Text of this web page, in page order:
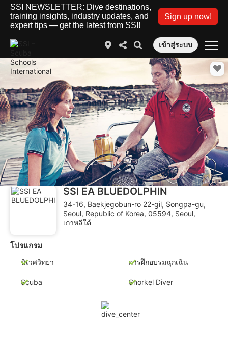
SSI NEWSLETTER: Dive destinations,
training insights, industry updates, and
expert tips — get the latest from SSI!
Sign up now!
เข้าสู่ระบบ
SSI EA BLUEDOLPHIN
34-16, Baekjegobun-ro 22-gil, Songpa-gu,
Seoul, Republic of Korea, 05594, Seoul,
เกาหลีใต้
โปรแกรม
นิเวศวิทยา การฝึกอบรมฉุกเฉิน
Scuba Snorkel Diver